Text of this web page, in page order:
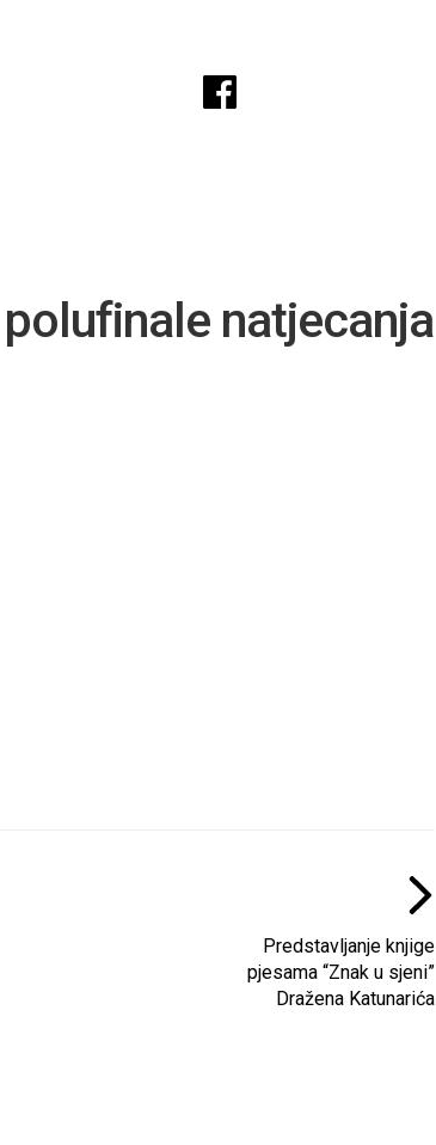
natjecanja
Predstavljanje knjige
pjesama “Znak u sjeni”
Dražena Katunarića